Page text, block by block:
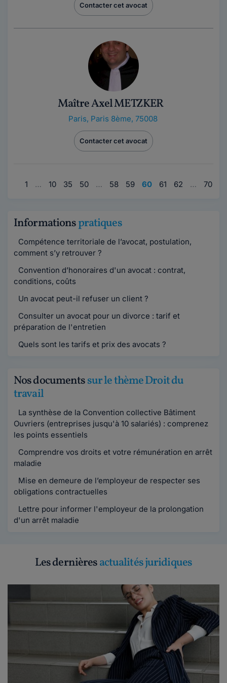
Contacter cet avocat
Maître Axel METZKER
Paris, Paris 8ème, 75008
Contacter cet avocat
1 … 10 35 50 … 58 59 60 61 62 … 70
Informationspratiques
Compétence territoriale de l’avocat, postulation,
comment s’y retrouver ?
Convention d’honoraires d'un avocat : contrat,
conditions, coûts
Un avocat peut-il refuser un client ?
Consulter un avocat pour un divorce : tarif et
préparation de l'entretien
Quels sont les tarifs et prix des avocats ?
Nos documentssur le thème Droit du
travail
La synthèse de la Convention collective Bâtiment
Ouvriers (entreprises jusqu'à 10 salariés) : comprenez
les points essentiels
Comprendre vos droits et votre rémunération en arrêt
maladie
Mise en demeure de l’employeur de respecter ses
obligations contractuelles
Lettre pour informer l'employeur de la prolongation
d'un arrêt maladie
Les dernièresactualités juridiques